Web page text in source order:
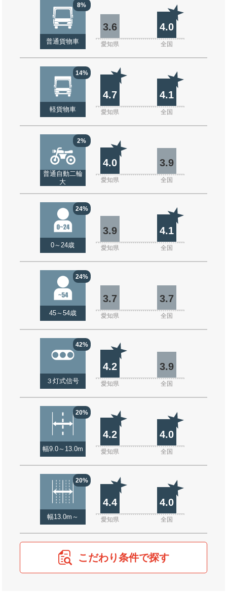
8%
普通貨物車
3.6 4.0
愛知県 全国
14%
軽貨物車
4.7 4.1
愛知県 全国
2%
普通自動二輪
大
4.0 3.9
愛知県 全国
24%
0～24歳
3.9 4.1
愛知県 全国
24%
45～54歳
3.7 3.7
愛知県 全国
42%
３灯式信号
4.2 3.9
愛知県 全国
20%
幅9.0～13.0m
4.2 4.0
愛知県 全国
20%
幅13.0m～
4.4 4.0
愛知県 全国
こだわり条件で探す